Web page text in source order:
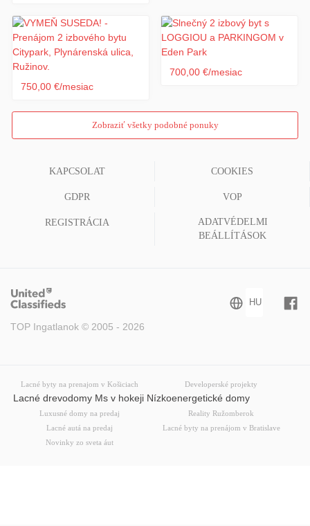
750,00 €/mesiac
700,00 €/mesiac
Zobraziť všetky podobné ponuky
KAPCSOLAT COOKIES
GDPR VOP
REGISTRÁCIA
ADATVÉDELMI
BEÁLLÍTÁSOK
TOP Ingatlanok © 2005 - 2026
Lacné byty na prenajom v Košiciach Developerské projekty
Lacné drevodomy Ms v hokeji Nízkoenergetické domy
Luxusné domy na predaj
Reality Ružomberok
Lacné autá na predaj
Lacné byty na prenájom v Bratislave
Novinky zo sveta áut